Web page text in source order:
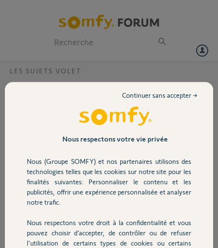
Volet
Sécurité
Domotique
Chauffage
LES SUJETS VOLET
fins de courses hautes bloquées?
Bonjour,j'ai changé un moteur meteor LT50.
Je peut régler la fin de course basse mais la fin de course haute reste
toujours au meme endroit environ à mi hauteur,quand je répète la
procédure rien ne change.
pierre
il y a environ 8 ans
Participer au fil de discussion
Réponses
Nous respectons votre vie privée
Nous (Groupe SOMFY) et nos partenaires utilisons des
technologies telles que les cookies sur notre site pour les
finalités suivantes: Personnaliser le contenu et les
publicités, offrir une expérience personnalisée et analyser
notre trafic.
Nous respectons votre droit à la confidentialité et vous
pouvez choisir d’accepter, de contrôler ou de refuser
l'utilisation de certains types de cookies ou certains
Continuer sans accepter →